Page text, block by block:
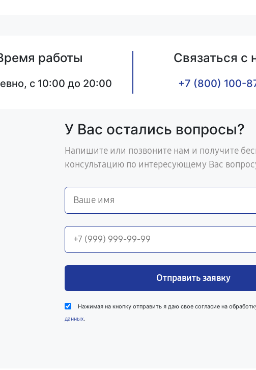
работы
с 10:00 до 20:00
Связаться с
+7 (800) 100-
У Вас остались вопросы?
Напишите или позвоните нам и получите
консультацию по интересующему Вас
Отправить заявку
Нажимая на кнопку отправить я даю свое согласие на
данных.